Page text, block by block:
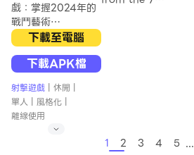
- 消滅這些雞。
- 躲避子彈和障礙物。
- 累積金幣來升級你的武
器。
- 使用助推器或能量提升
來加速進步。
- 保衛你的王國！
主要特徵：
- 完全免費。
- 超過 100 個令人興奮的
設備相適應。這很容易上手，
享受戰場生存遊戲。忍者戰鬥
競技場的戰鬥英雄
體驗全新的未來環境，並與現
代鐵忍者戰鬥。忍者孩子還可
以玩這個新的槍戰遊戲。體驗
全新的未來環境，用現代化的
鋼鐵機器人戰鬥。
英雄戰士迪諾遊俠射擊戰鬥忍
戲：掌握2024年的
戰鬥藝術
沉浸在“關鍵戰爭
FPS”中，這是一款
擊遊戲，旨在測試您
的反射和戰術技能。
參與2024年刺客射
擊世界，提供了動感
下載至電腦
下載APK檔
射擊遊戲 | 休閒 |
單人 | 風格化 |
離線使用
mission.
1 2 3 4 5 ...